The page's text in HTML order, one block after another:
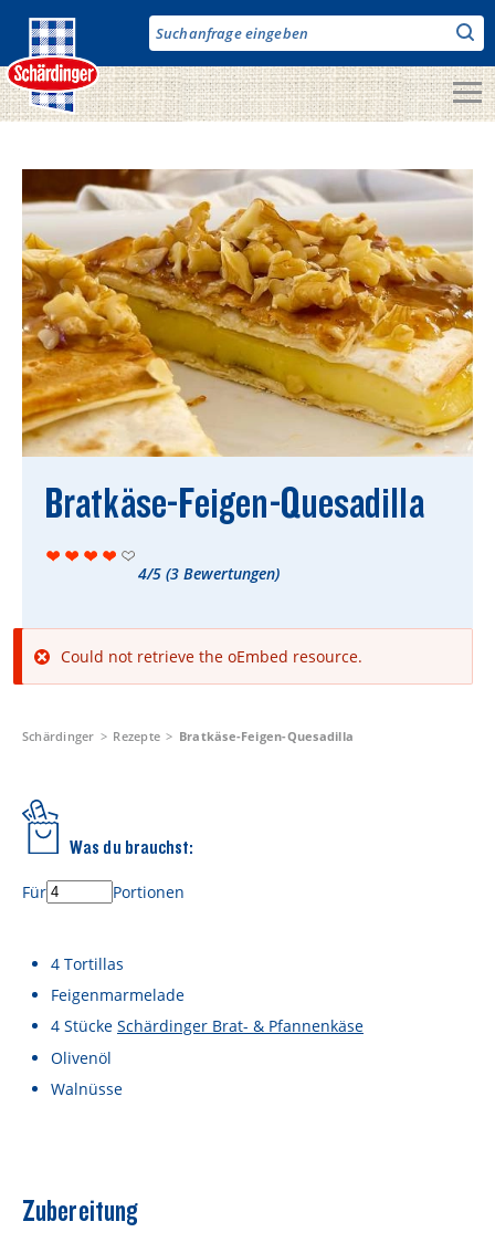
zum
Inhalt
Milch & Co.
Käse
Butter
Fruchtjoghurt & Drinks
Desserts
Bergbauern Produkte
Vegane Produkte
Rezepte
Wissenswertes
Schärdinger Käseakademie
Käse & Öl Ratgeber
Lebensmittel sind kostbar!
Verantwortungsvoller Milchgenuss
Bratkäse-Feigen-Quesadilla
4/5 (3 Bewertungen)
Fehlermeldung
Could not retrieve the oEmbed resource.
Schärdinger Rezepte Bratkäse-Feigen-Quesadilla
Was du brauchst:
Für Portionen
4 Tortillas
Feigenmarmelade
4 Stücke Schärdinger Brat- & Pfannenkäse
Olivenöl
Walnüsse
Zubereitung